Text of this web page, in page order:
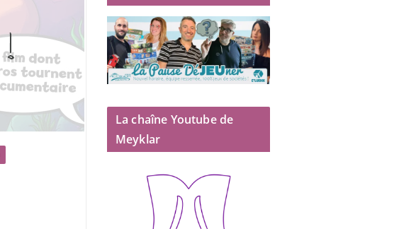
La chaîne Youtube de
Meyklar